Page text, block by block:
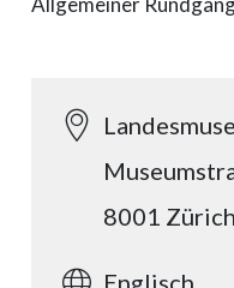
8001 Zürich
Englisch